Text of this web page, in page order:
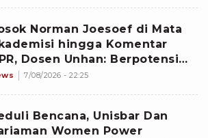
Norman Joesoef di Mata
hingga Komentar
Dosen Unhan: Berpotensi
Sinergi Kebijakan
7/08/2026 - 22:25
Bencana, Unisbar Dan
Women Power